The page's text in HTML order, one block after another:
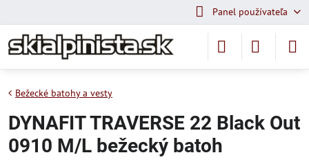
Panel používateľa
Bežecké batohy a vesty
DYNAFIT TRAVERSE 22 Black Out
0910 M/L bežecký batoh